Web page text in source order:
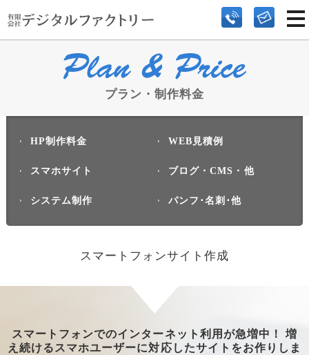
プラン・制作料金
HP制作料金 WEB見積例
スマホサイト ブログ・CMS・他
システム制作 パンフ･名刺･他
スマートフォンサイト作成
スマートフォンでのインターネット利用が急増中！
増
え続けるスマホユーザーに対応したサイトをお作りしま